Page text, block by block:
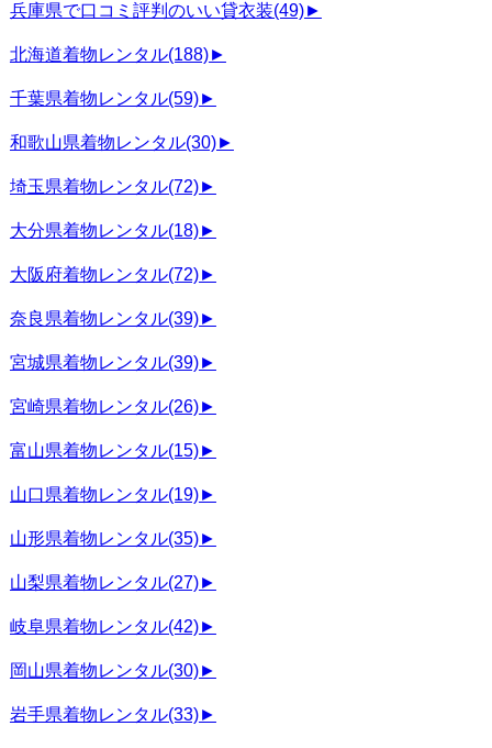
兵庫県で口コミ評判のいい貸衣装(49)►
北海道着物レンタル(188)►
千葉県着物レンタル(59)►
和歌山県着物レンタル(30)►
埼玉県着物レンタル(72)►
大分県着物レンタル(18)►
大阪府着物レンタル(72)►
奈良県着物レンタル(39)►
宮城県着物レンタル(39)►
宮崎県着物レンタル(26)►
富山県着物レンタル(15)►
山口県着物レンタル(19)►
山形県着物レンタル(35)►
山梨県着物レンタル(27)►
岐阜県着物レンタル(42)►
岡山県着物レンタル(30)►
岩手県着物レンタル(33)►